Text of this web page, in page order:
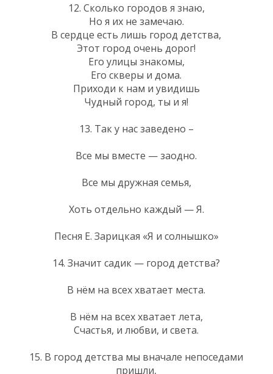
12. Сколько городов я знаю,
Но я их не замечаю.
В сердце есть лишь город детства,
Этот город очень дорог!
Его улицы знакомы,
Его скверы и дома.
Приходи к нам и увидишь
Чудный город, ты и я!
13. Так у нас заведено –
Все мы вместе — заодно.
Все мы дружная семья,
Хоть отдельно каждый — Я.
Песня Е. Зарицкая «Я и солнышко»
14. Значит садик — город детства?
В нём на всех хватает места.
В нём на всех хватает лета,
Счастья, и любви, и света.
15. В город детства мы вначале непоседами
пришли,